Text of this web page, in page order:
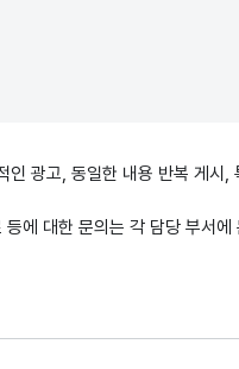
인 광고, 동일한 내용 반복 게
에 대한 문의는 각 담당 부서에